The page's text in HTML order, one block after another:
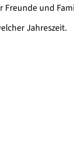
Freunde und
Jahreszeit.